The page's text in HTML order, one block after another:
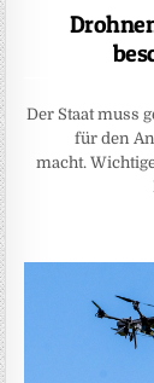
Der Staat muss
für den
macht.